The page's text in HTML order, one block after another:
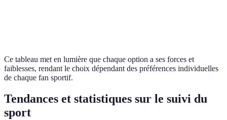
Ce tableau met en lumière que chaque option a ses forces et
faiblesses, rendant le choix dépendant des préférences individuelles
de chaque fan sportif.
Tendances et statistiques sur le suivi du
sport